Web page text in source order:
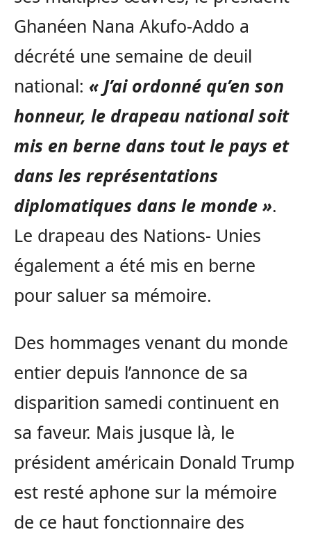
Ghanéen Nana Akufo-Addo a
décrété une semaine de deuil
national: « J’ai ordonné qu’en son
honneur, le drapeau national soit
mis en berne dans tout le pays et
dans les représentations
diplomatiques dans le monde ».
Le drapeau des Nations- Unies
également a été mis en berne
pour saluer sa mémoire.
Des hommages venant du monde
entier depuis l’annonce de sa
disparition samedi continuent en
sa faveur. Mais jusque là, le
président américain Donald Trump
est resté aphone sur la mémoire
de ce haut fonctionnaire des